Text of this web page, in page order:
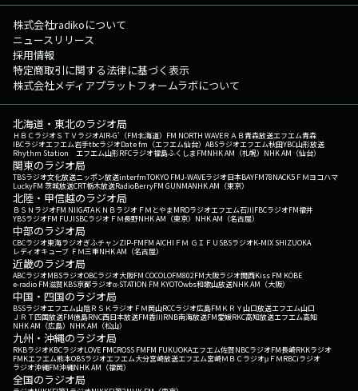
株式会社radikoについて
ニュースリリース
採用情報
特定商取引に関する法律に基づく表示
株式会社メディアプラットフォームラボについて
北海道・東北のラジオ局
ＨＢＣラジオＳＴＶラジオAIR-G'（FM北海道） FM NORTH WAVEＲＡＢ青森放送エフエム青森
IBCラジオエフエム岩手tbcラジオDate fm（エフエム仙台） ABSラジオエフエム秋田YBC山形放送
Rhythm Station エフエム山形RFCラジオ福島ふくしまFMNHK AM（札幌） NHK AM（仙台）
関東のラジオ局
TBSラジオ文化放送ニッポン放送interfmTOKYO FMJ-WAVEラジオ日本BAYFM78NACK5 ＦＭヨコハマ
LuckyFM 茨城放送CRT栃木放送RadioBerryFM GUNMANHK AM（東京）
北陸・甲信越のラジオ局
ＢＳＮラジオFM NIIGATAＫＮＢラジオ ＦＭとやまMROラジオエフエム石川FBCラジオFM福井
YBSラジオFM FUJISBCラジオ ＦＭ長野NHK AM（東京） NHK AM（名古屋）
中部のラジオ局
CBCラジオ東海ラジオぎふチャンZIP-FMFM AICHI ＦＭ ＧＩＦＵ SBSラジオK-MIX SHIZUOKA
レディオキューブ ＦＭ三重NHK AM（名古屋）
近畿のラジオ局
ABCラジオMBSラジオOBCラジオ大阪FM COCOLOFM802FM大阪ラジオ関西Kiss FM KOBE
e-radio FM滋賀KBS京都ラジオα-STATION FM KYOTOwbs和歌山放送NHK AM（大阪）
中国・四国のラジオ局
BSSラジオエフエム山陰ＲＳＫラジオ ＦＭ岡山RCCラジオ広島FM ＫＲＹ山口放送エフエム山口
ＪＲＴ四国放送FM徳島RNC西日本放送FM香川RNB南海放送FM愛媛RKC高知放送エフエム高知
NHK AM（広島） NHK AM（松山）
九州・沖縄のラジオ局
RKBラジオKBCラジオLOVE FMCROSS FMFM FUKUOKAエフエム佐賀NBCラジオFM長崎RKKラジオ
FMKエフエム熊本OBSラジオエフエム大分宮崎放送エフエム宮崎ＭＢＣラジオμＦＭRBCiラジオ
ラジオ沖縄FM沖縄NHK AM（福岡）
全国のラジオ局